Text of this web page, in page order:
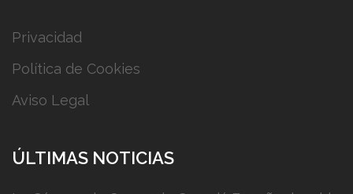
Privacidad
Política de Cookies
Aviso Legal
ÚLTIMAS NOTICIAS